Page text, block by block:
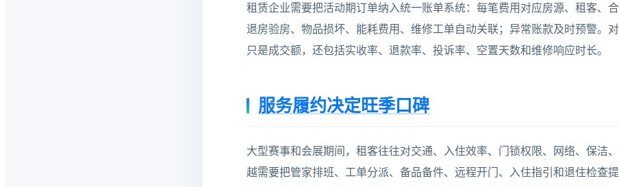
租赁企业需要把活动期订单纳入统一账单系统：每笔费用对应房源、租客、
退房验房、物品损坏、能耗费用、维修工单自动关联；异常账款及时预警。
只是成交额，还包括实收率、退款率、投诉率、空置天数和维修响应时长。
服务履约决定旺季口碑
大型赛事和会展期间，租客往往对交通、入住效率、门锁权限、网络、保洁
越需要把管家排班、工单分派、备品备件、远程开门、入住指引和退住检查